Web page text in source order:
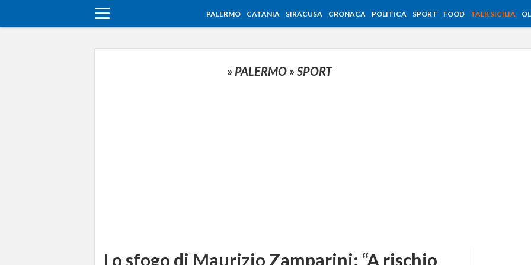
PALERMO CATANIA SIRACUSA CRONACA POLITICA SPORT FOOD TALK SICILIA
» PALERMO » SPORT
Lo sfogo di Maurizio Zamparini: “A rischio